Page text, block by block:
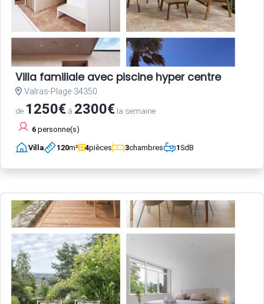
Villa familiale avec piscine hyper centre
Valras-Plage 34350
de 1250€ à 2300€ la semaine
6 personne(s)
Villa 120m² 4pièces 3chambres 1SdB